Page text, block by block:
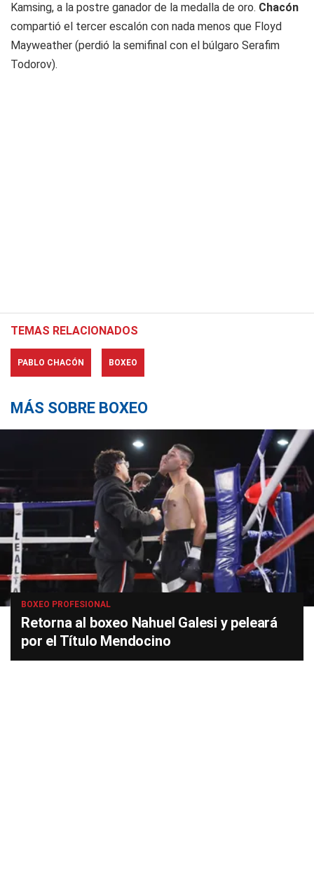
Kamsing, a la postre ganador de la medalla de oro. Chacón
compartió el tercer escalón con nada menos que Floyd
Mayweather (perdió la semifinal con el búlgaro Serafim
Todorov).
TEMAS RELACIONADOS
PABLO CHACÓN BOXEO
MÁS SOBRE BOXEO
BOXEO PROFESIONAL
Retorna al boxeo Nahuel Galesi y peleará
por el Título Mendocino